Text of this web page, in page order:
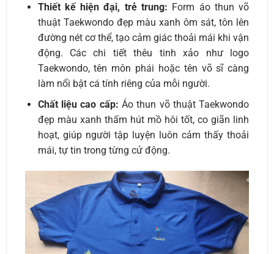
Thiết kế hiện đại, trẻ trung: Form áo thun võ
thuật Taekwondo đẹp màu xanh ôm sát, tôn lên
đường nét cơ thể, tạo cảm giác thoải mái khi vận
động. Các chi tiết thêu tinh xảo như logo
Taekwondo, tên môn phái hoặc tên võ sĩ càng
làm nổi bật cá tính riêng của mỗi người.
Chất liệu cao cấp: Áo thun võ thuật Taekwondo
đẹp màu xanh thấm hút mồ hôi tốt, co giãn linh
hoạt, giúp người tập luyện luôn cảm thấy thoải
mái, tự tin trong từng cử động.